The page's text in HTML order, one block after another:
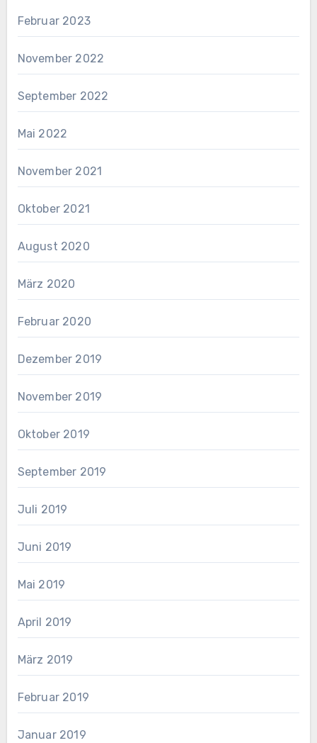
Februar 2023
November 2022
September 2022
Mai 2022
November 2021
Oktober 2021
August 2020
März 2020
Februar 2020
Dezember 2019
November 2019
Oktober 2019
September 2019
Juli 2019
Juni 2019
Mai 2019
April 2019
März 2019
Februar 2019
Januar 2019